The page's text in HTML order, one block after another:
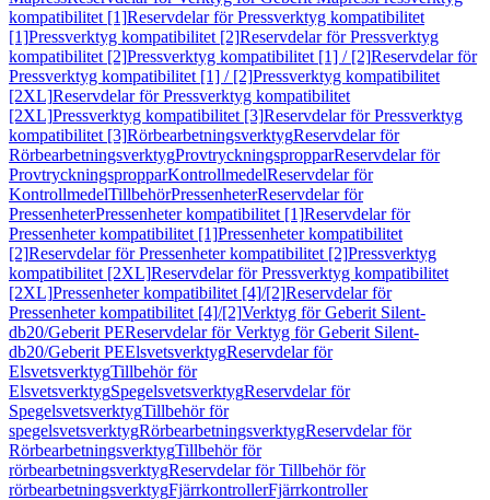
kompatibilitet [1]Reservdelar för Pressverktyg kompatibilitet
[1]Pressverktyg kompatibilitet [2]Reservdelar för Pressverktyg
kompatibilitet [2]Pressverktyg kompatibilitet [1] / [2]Reservdelar för
Pressverktyg kompatibilitet [1] / [2]Pressverktyg kompatibilitet
[2XL]Reservdelar för Pressverktyg kompatibilitet
[2XL]Pressverktyg kompatibilitet [3]Reservdelar för Pressverktyg
kompatibilitet [3]RörbearbetningsverktygReservdelar för
RörbearbetningsverktygProvtryckningspropparReservdelar för
ProvtryckningspropparKontrollmedelReservdelar för
KontrollmedelTillbehörPressenheterReservdelar för
PressenheterPressenheter kompatibilitet [1]Reservdelar för
Pressenheter kompatibilitet [1]Pressenheter kompatibilitet
[2]Reservdelar för Pressenheter kompatibilitet [2]Pressverktyg
kompatibilitet [2XL]Reservdelar för Pressverktyg kompatibilitet
[2XL]Pressenheter kompatibilitet [4]/[2]Reservdelar för
Pressenheter kompatibilitet [4]/[2]Verktyg för Geberit Silent-
db20/Geberit PEReservdelar för Verktyg för Geberit Silent-
db20/Geberit PEElsvetsverktygReservdelar för
ElsvetsverktygTillbehör för
ElsvetsverktygSpegelsvetsverktygReservdelar för
SpegelsvetsverktygTillbehör för
spegelsvetsverktygRörbearbetningsverktygReservdelar för
RörbearbetningsverktygTillbehör för
rörbearbetningsverktygReservdelar för Tillbehör för
rörbearbetningsverktygFjärrkontrollerFjärrkontroller